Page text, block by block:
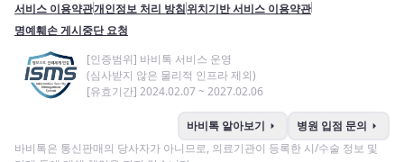
서비스 이용약관개인정보 처리 방침위치기반 서비스 이용약관
명예훼손 게시중단 요청
[인증범위] 바비톡 서비스 운영
(심사받지 않은 물리적 인프라 제외)
[유효기간] 2024.02.07 ~ 2027.02.06
바비톡 알아보기 arrow_right 병원 입점 문의 arrow_right
바비톡은 통신판매의 당사자가 아니므로, 의료기관이 등록한 시/수술 정보 및